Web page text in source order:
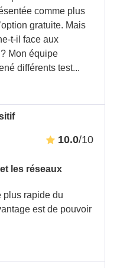
comme plus
gratuite. Mais
t-il face aux
Mon équipe
différents test...
10.0/10
les réseaux
plus rapide du
est de pouvoir